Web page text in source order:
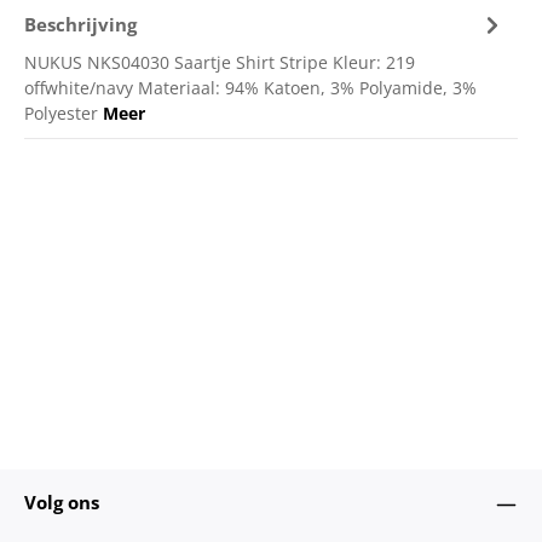
Beschrijving
NUKUS NKS04030 Saartje Shirt Stripe Kleur: 219
offwhite/navy Materiaal: 94% Katoen, 3% Polyamide, 3%
Polyester Meer
Volg ons